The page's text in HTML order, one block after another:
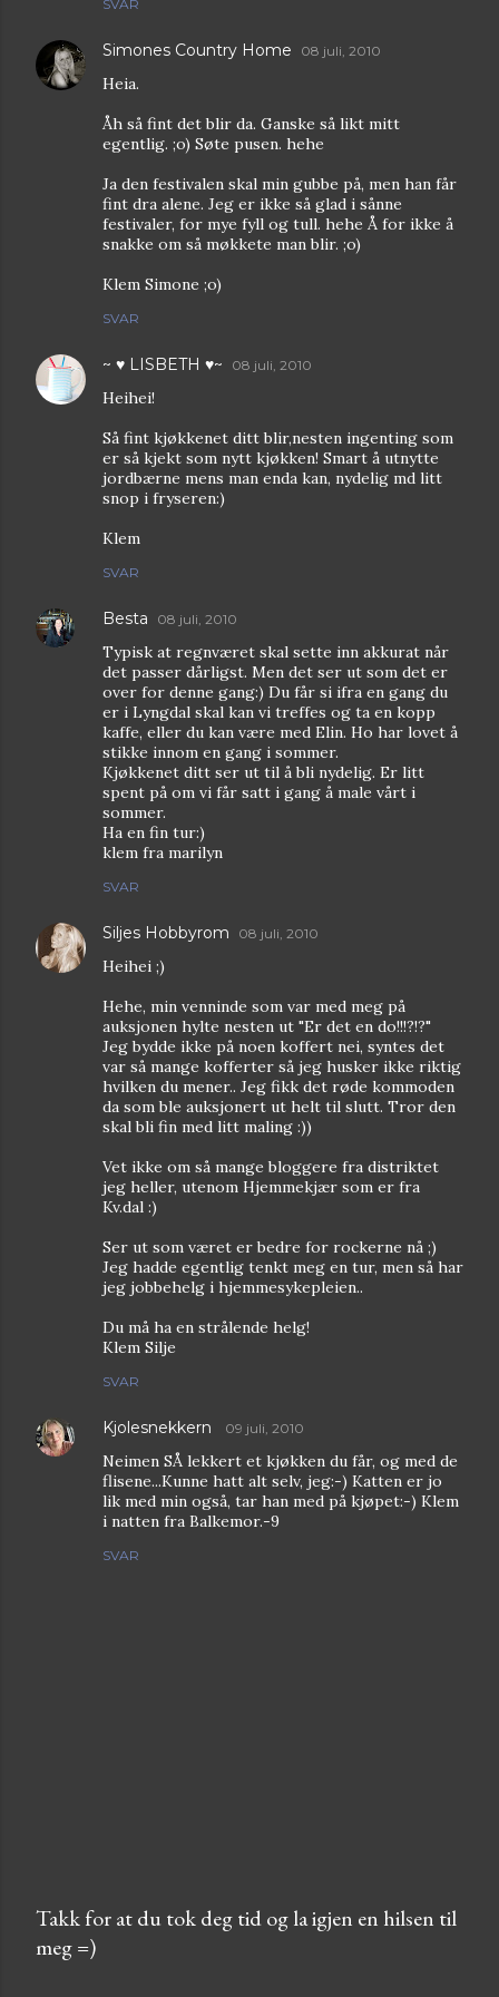
SVAR
Simones Country Home 08 juli, 2010
Heia.
Åh så fint det blir da. Ganske så likt mitt
egentlig. ;o) Søte pusen. hehe
Ja den festivalen skal min gubbe på, men han får
fint dra alene. Jeg er ikke så glad i sånne
festivaler, for mye fyll og tull. hehe Å for ikke å
snakke om så møkkete man blir. ;o)
Klem Simone ;o)
SVAR
~ ♥ LISBETH ♥~ 08 juli, 2010
Heihei!
Så fint kjøkkenet ditt blir,nesten ingenting som
er så kjekt som nytt kjøkken! Smart å utnytte
jordbærne mens man enda kan, nydelig md litt
snop i fryseren:)
Klem
SVAR
Besta 08 juli, 2010
Typisk at regnværet skal sette inn akkurat når
det passer dårligst. Men det ser ut som det er
over for denne gang:) Du får si ifra en gang du
er i Lyngdal skal kan vi treffes og ta en kopp
kaffe, eller du kan være med Elin. Ho har lovet å
stikke innom en gang i sommer.
Kjøkkenet ditt ser ut til å bli nydelig. Er litt
spent på om vi får satt i gang å male vårt i
sommer.
Ha en fin tur:)
klem fra marilyn
SVAR
Siljes Hobbyrom 08 juli, 2010
Heihei ;)
Hehe, min venninde som var med meg på
auksjonen hylte nesten ut "Er det en do!!!?!?"
Jeg bydde ikke på noen koffert nei, syntes det
var så mange kofferter så jeg husker ikke riktig
hvilken du mener.. Jeg fikk det røde kommoden
da som ble auksjonert ut helt til slutt. Tror den
skal bli fin med litt maling :))
Vet ikke om så mange bloggere fra distriktet
jeg heller, utenom Hjemmekjær som er fra
Kv.dal :)
Ser ut som været er bedre for rockerne nå ;)
Jeg hadde egentlig tenkt meg en tur, men så har
jeg jobbehelg i hjemmesykepleien..
Du må ha en strålende helg!
Klem Silje
SVAR
Kjolesnekkern 09 juli, 2010
Neimen SÅ lekkert et kjøkken du får, og med de
flisene...Kunne hatt alt selv, jeg:-) Katten er jo
lik med min også, tar han med på kjøpet:-) Klem
i natten fra Balkemor.-9
SVAR
L
Takk for at du tok deg tid og la igjen en hilsen til
meg =)